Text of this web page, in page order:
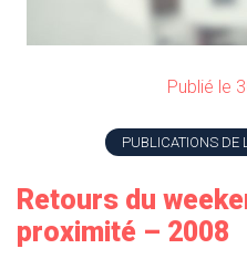
Publié le
PUBLICATIONS DE
Retours du
proximité – 2008